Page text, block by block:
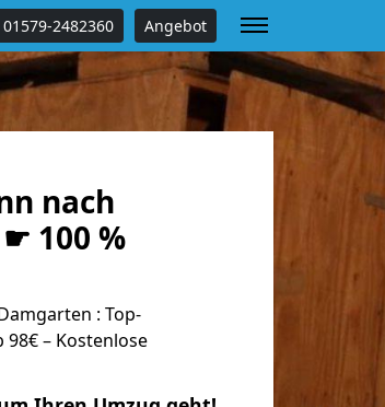
01579-2482360 Angebot
nach
100 %
: Top-
– Kostenlose